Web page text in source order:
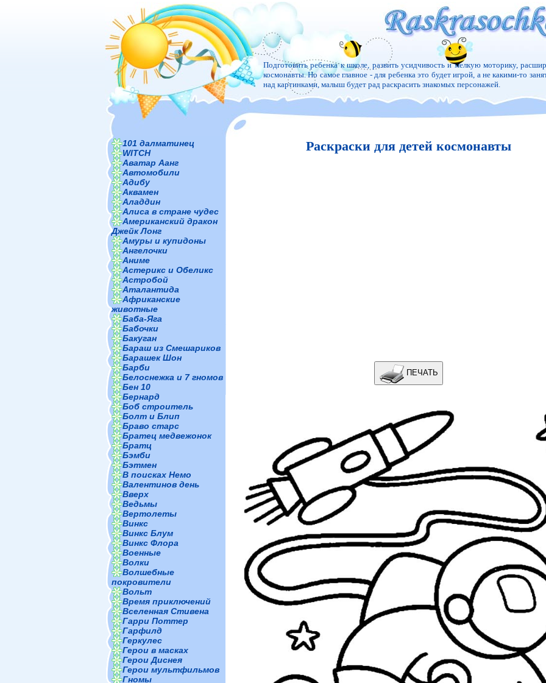
Подготовить ребенка к школе, развить усидчивость и мелкую моторику,
космонавты. Но самое главное - для ребенка это будет игрой, а не какими-то
над картинками, малыш будет рад раскрасить знакомых персонажей.
101 далматинец
WITCH
Аватар Аанг
Автомобили
Адибу
Аквамен
Аладдин
Алиса в стране чудес
Американский дракон
Джейк Лонг
Амуры и купидоны
Ангелочки
Аниме
Астерикс и Обеликс
Астробой
Аталантида
Африканские
животные
Баба-Яга
Бабочки
Бакуган
Бараш из Смешариков
Барашек Шон
Барби
Белоснежка и 7 гномов
Бен 10
Бернард
Боб строитель
Болт и Блип
Браво старс
Братец медвежонок
Братц
Бэмби
Бэтмен
В поисках Немо
Валентинов день
Вверх
Ведьмы
Вертолеты
Винкс
Винкс Блум
Винкс Флора
Военные
Волки
Волшебные
покровители
Вольт
Время приключений
Вселенная Стивена
Гарри Поттер
Гарфилд
Геркулес
Герои в масках
Герои Диснея
Герои мультфильмов
Гномы
Раскраски для детей космонавты
ПЕЧАТЬ